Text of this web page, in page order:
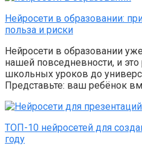
Нейросети в образовании:
польза и риски
Нейросети в образовании
нашей повседневности, и
школьных уроков до
Представьте: ваш ребёнок
ТОП-10 нейросетей для
году